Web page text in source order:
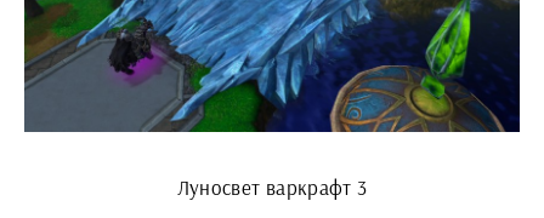
Луносвет варкрафт 3